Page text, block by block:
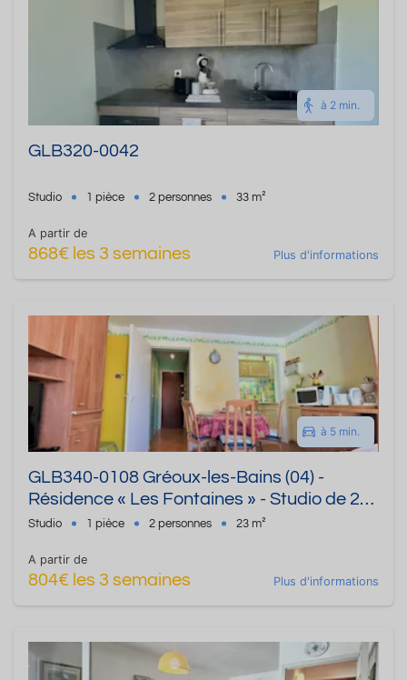
à 2 min.
GLB320-0042
Studio 1 pièce 2 personnes 33 m²
A partir de
868€ les 3 semaines Plus d'informations
à 5 min.
GLB340-0108 Gréoux-les-Bains (04) -
Résidence « Les Fontaines » - Studio de 23
m² - Jusqu'à 2 personnes
Studio 1 pièce 2 personnes 23 m²
A partir de
804€ les 3 semaines Plus d'informations